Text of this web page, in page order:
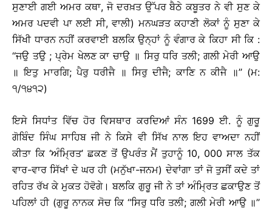
ਸੁਣਾਈ ਗਈ ਅਮਰ ਕਥਾ, ਜੋ ਦਰਖ਼ਤ ਉੱਪਰ ਬੈਠੇ ਕਬੂਤਰ ਨੇ ਵੀ ਸੁਣ ਕੇ
ਅਮਰ ਪਦਵੀ ਪਾ ਲਈ ਸੀ, ਵਾਲੀ) ਮਨਘੜਤ ਕਹਾਣੀ ਲੋਕਾਂ ਨੂੰ ਸੁਣਾ ਕੇ
ਸਿੱਖੀ ਧਾਰਨ ਨਹੀਂ ਕਰਵਾਈ ਬਲਕਿ ਉਨ੍ਹਾਂ ਨੂੰ ਵੰਗਾਰ ਕੇ ਕਿਹਾ ਸੀ ਕਿ :
‘‘ਜਉ ਤਉ ; ਪ੍ਰੇਮ ਖੇਲਣ ਕਾ ਚਾਉ ॥ ਸਿਰੁ ਧਰਿ ਤਲੀ; ਗਲੀ ਮੇਰੀ ਆਉ
॥ ਇਤੁ ਮਾਰਗਿ; ਪੈਰੁ ਧਰੀਜੈ ॥ ਸਿਰੁ ਦੀਜੈ; ਕਾਣਿ ਨ ਕੀਜੈ ॥’’ (ਮ:
੧/੧੪੧੨)
ਇਸੇ ਸਿਧਾਂਤ ਵਿੱਚ ਹੋਰ ਵਿਸਥਾਰ ਕਰਦਿਆਂ ਸੰਨ 1699 ਈ. ਨੂੰ ਗੁਰੂ
ਗੋਬਿੰਦ ਸਿੰਘ ਸਾਹਿਬ ਜੀ ਨੇ ਕਿਸੇ ਵੀ ਸਿੱਖ ਨਾਲ ਇਹ ਵਾਅਦਾ ਨਹੀਂ
ਕੀਤਾ ਕਿ ‘ਅੰਮ੍ਰਿਤ’ ਛਕਣ ਤੋਂ ਉਪਰੰਤ ਮੈਂ ਤੁਹਾਨੂੰ 10, 000 ਸਾਲ ਤੱਕ
ਵਾਰ-ਵਾਰ ਸਿੱਖਾਂ ਦੇ ਘਰ ਹੀ (ਮਨੁੱਖਾ-ਜਨਮ) ਦੇਵਾਂਗਾ ਤਾਂ ਜੋ ਤੁਸੀਂ ਕਦੇ ਤਾਂ
ਰਹਿਤ ਰੱਖ ਕੇ ਮੁਕਤ ਹੋਵੋਗੇ। ਬਲਕਿ ਗੁਰੂ ਜੀ ਨੇ ਤਾਂ ਅੰਮ੍ਰਿਤ ਛਕਾਉਣ ਤੋਂ
ਪਹਿਲਾਂ ਹੀ (ਗੁਰੂ ਨਾਨਕ ਸੋਚ ਕਿ ‘‘ਸਿਰੁ ਧਰਿ ਤਲੀ; ਗਲੀ ਮੇਰੀ ਆਉ ॥’’